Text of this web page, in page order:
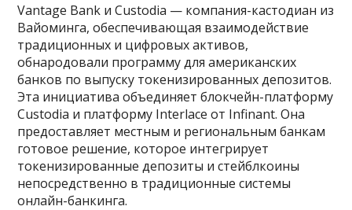
Vantage Bank и Custodia — компания-кастодиан из
Вайоминга, обеспечивающая взаимодействие
традиционных и цифровых активов,
обнародовали программу для американских
банков по выпуску токенизированных депозитов.
Эта инициатива объединяет блокчейн-платформу
Custodia и платформу Interlace от Infinant. Она
предоставляет местным и региональным банкам
готовое решение, которое интегрирует
токенизированные депозиты и стейблкоины
непосредственно в традиционные системы
онлайн-банкинга.